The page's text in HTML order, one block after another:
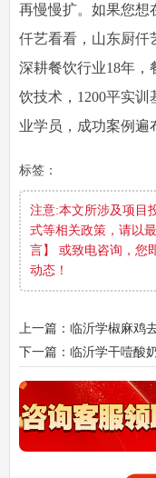
再慢慢扩。如果您想
仟艺看看，山东厨仟
深耕餐饮行业18年，
饮技术，1200平实训
业学员，成功案例遍
标签：
注意:本文所涉及项目
式等相关政策，请以
言】 或致电咨询，您
动态！
上一篇：临沂学椒麻鸡
下一篇：临沂学干噎酸